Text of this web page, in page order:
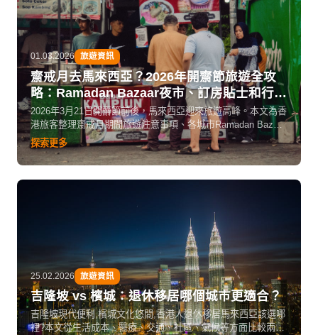
01.03.2026 旅遊資訊
齋戒月去馬來西亞？2026年開齋節旅遊全攻
略：Ramadan Bazaar夜市、訂房貼士和行程
建議
2026年3月21日開齋節前後，馬來西亞迎來旅遊高峰。本文為香
港旅客整理齋戒月期間旅遊注意事項、各城市Ramadan Bazaar
夜市推薦、訂房時機、開齋節假期行程安排，以及非穆斯林旅
客參與文化體驗的實用貼士，助你把握這個難得的節慶旅遊時
機。
探索更多
25.02.2026 旅遊資訊
吉隆坡 vs 檳城：退休移居哪個城市更適合？
吉隆坡現代便利,檳城文化悠閒,香港人退休移居馬來西亞該選哪
裡?本文從生活成本、醫療、交通、社區、氣候等方面比較兩地